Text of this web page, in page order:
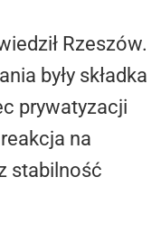
Rzeszów.
były składka
prywatyzacji
na
stabilność